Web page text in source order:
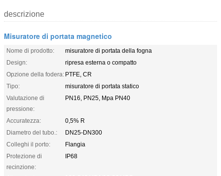
descrizione
Misuratore di portata magnetico
Nome di prodotto:
misuratore di portata della fogna
Design:
ripresa esterna o compatto
Opzione della fodera: PTFE, CR
Tipo:
misuratore di portata statico
Valutazione di
pressione:
PN16, PN25, Mpa PN40
Accuratezza:
0,5% R
Diametro del tubo.:
DN25-DN300
Colleghi il porto:
Flangia
Protezione di
recinzione:
IP68